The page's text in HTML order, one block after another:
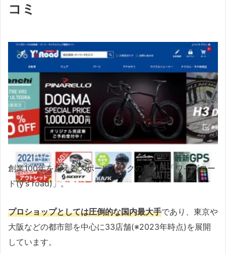
コミ
創業100年を超えるスポーツバイクの専門店「ワイズロー
ド(y’s road)」。
プロショップとしては圧倒的な国内最大手であり、東京や
大阪などの都市部を中心に33店舗(※2023年時点)を展開
しています。